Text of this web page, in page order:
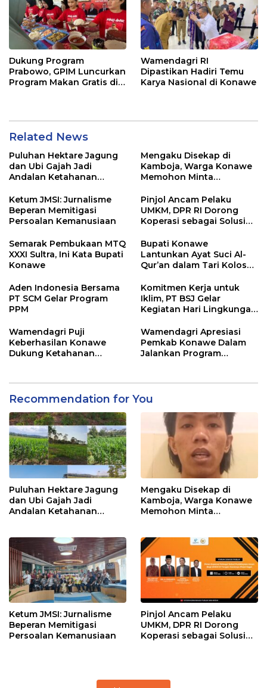
Dukung Program
Prabowo, GPIM Luncurkan
Program Makan Gratis di
Wamendagri RI
Dipastikan Hadiri Temu
Karya Nasional di Konawe
Related News
Puluhan Hektare Jagung
dan Ubi Gajah Jadi
Andalan Ketahanan
Mengaku Disekap di
Kamboja, Warga Konawe
Memohon Minta
Ketum JMSI: Jurnalisme
Beperan Memitigasi
Persoalan Kemanusiaan
Pinjol Ancam Pelaku
UMKM, DPR RI Dorong
Koperasi sebagai Solusi
Semarak Pembukaan MTQ
XXXI Sultra, Ini Kata Bupati
Konawe
Bupati Konawe
Lantunkan Ayat Suci Al-
Qur’an dalam Tari Kolosal
Sultra
Aden Indonesia Bersama
PT SCM Gelar Program
PPM
Komitmen Kerja untuk
Iklim, PT BSJ Gelar
Kegiatan Hari Lingkungan
Wamendagri Puji
Keberhasilan Konawe
Dukung Ketahanan
Wamendagri Apresiasi
Pemkab Konawe Dalam
Jalankan Program
Recommendation for You
Puluhan Hektare Jagung
dan Ubi Gajah Jadi
Andalan Ketahanan
Mengaku Disekap di
Kamboja, Warga Konawe
Memohon Minta
Ketum JMSI: Jurnalisme
Beperan Memitigasi
Persoalan Kemanusiaan
Pinjol Ancam Pelaku
UMKM, DPR RI Dorong
Koperasi sebagai Solusi